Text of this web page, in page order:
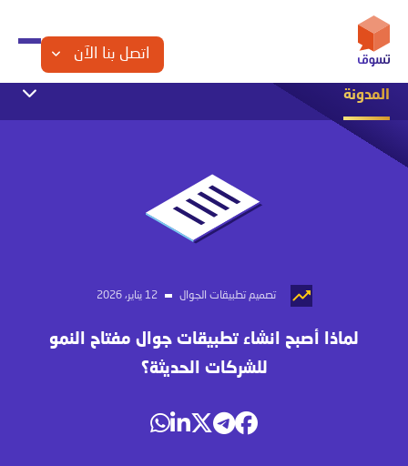
اتصل بنا الآن
المدونة
التجارة الإلكترونية
تصميم تطبيقات الجوال 12 يناير، 2026
لماذا أصبح انشاء تطبيقات جوال مفتاح النمو
للشركات الحديثة؟